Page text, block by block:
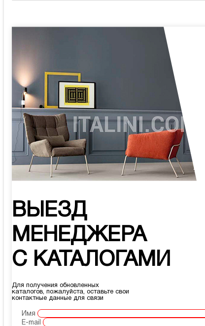
ВЫЕЗД
МЕНЕДЖЕРА
С КАТАЛОГАМИ
Для получения обновленных
каталогов, пожалуйста, оставьте свои
контактные данные для связи
Имя
E-mail